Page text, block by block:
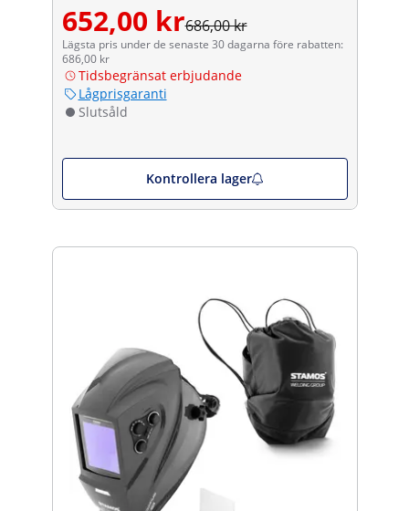
652,00 kr686,00 kr
Lägsta pris under de senaste 30 dagarna före rabatten:
686,00 kr
Tidsbegränsat erbjudande
Lågprisgaranti
Slutsåld
Kontrollera lager